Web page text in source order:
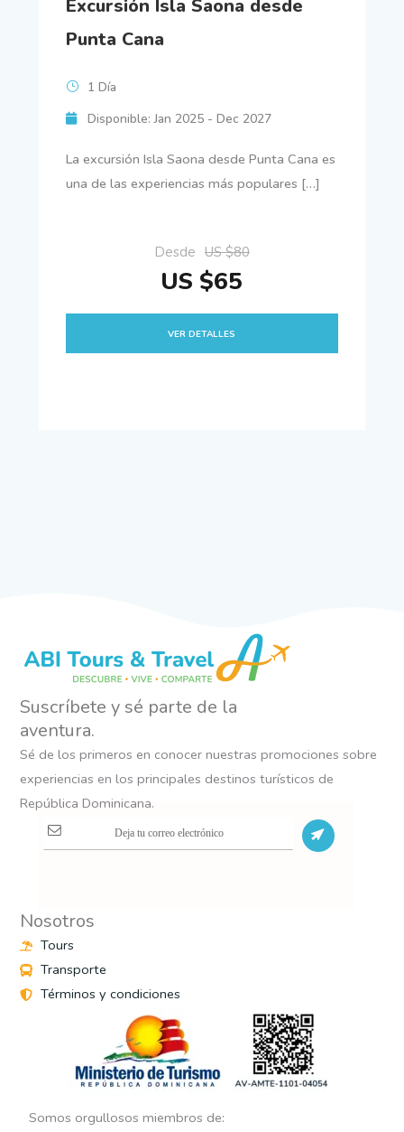
Excursión Isla Saona desde
Punta Cana
1 Día
Disponible: Jan 2025 - Dec 2027
La excursión Isla Saona desde Punta Cana es
una de las experiencias más populares […]
Desde US $80
US $65
VER DETALLES
Suscríbete y sé parte de la
aventura.
Sé de los primeros en conocer nuestras promociones sobre
experiencias en los principales destinos turísticos de
República Dominicana.
S
Nosotros
Tours
Transporte
Términos y condiciones
Somos orgullosos miembros de: